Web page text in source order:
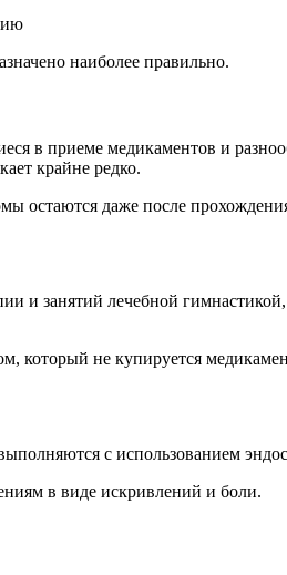
наиболее правильно.
в приеме медикаментов и
крайне редко.
остаются даже после
и занятий лечебной гимнастикой,
не купируется
с использованием
в виде искривлений и боли.